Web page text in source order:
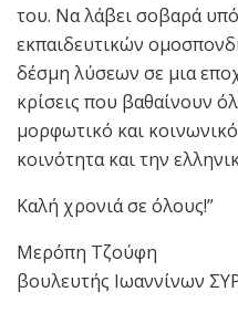
του. Να λάβει σοβαρά
εκπαιδευτικών
δέσμη λύσεων σε μια
κρίσεις που βαθαίνουν
μορφωτικό και
κοινότητα και την
Καλή χρονιά σε όλους!”
Μερόπη Τζούφη
βουλευτής Ιωαννίνων